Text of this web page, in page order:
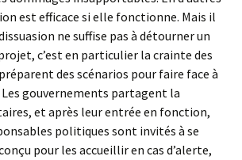
est efficace si elle fonctionne. Mais il
ne suffise pas à détourner un
c’est en particulier la crainte des
des scénarios pour faire face à
gouvernements partagent la
et après leur entrée en fonction,
politiques sont invités à se
pour les accueillir en cas d’alerte,